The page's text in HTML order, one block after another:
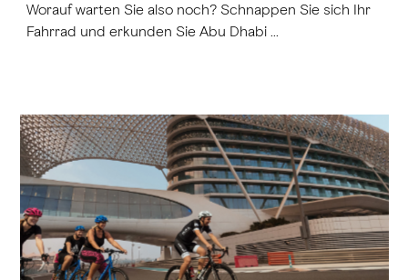
Worauf warten Sie also noch? Schnappen Sie sich Ihr
Fahrrad und erkunden Sie Abu Dhabi …